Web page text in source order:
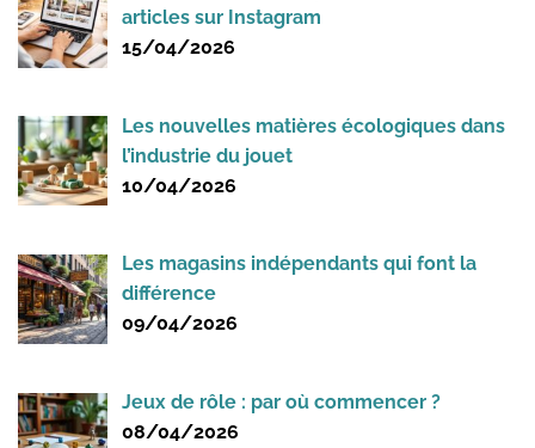
articles sur Instagram
15/04/2026
Les nouvelles matières écologiques dans
l’industrie du jouet
10/04/2026
Les magasins indépendants qui font la
différence
09/04/2026
Jeux de rôle : par où commencer ?
08/04/2026